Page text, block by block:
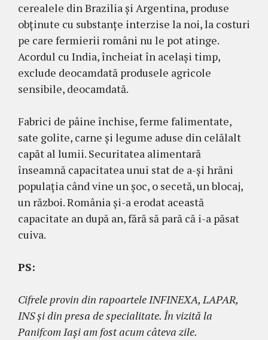
cerealele din Brazilia și Argentina, produse
obținute cu substanțe interzise la noi, la costuri
pe care fermierii români nu le pot atinge.
Acordul cu India, încheiat în același timp,
exclude deocamdată produsele agricole
sensibile, deocamdată.
Fabrici de pâine închise, ferme falimentate,
sate golite, carne și legume aduse din celălalt
capăt al lumii. Securitatea alimentară
înseamnă capacitatea unui stat de a-și hrăni
populația când vine un șoc, o secetă, un blocaj,
un război. România și-a erodat această
capacitate an după an, fără să pară că i-a păsat
cuiva.
PS:
Cifrele provin din rapoartele INFINEXA, LAPAR,
INS și din presa de specialitate. În vizită la
Panifcom Iași am fost acum câteva zile.